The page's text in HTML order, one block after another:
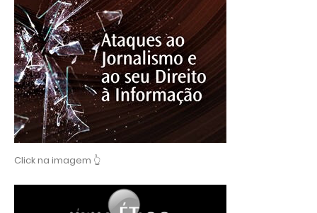
Click na imagem 👆